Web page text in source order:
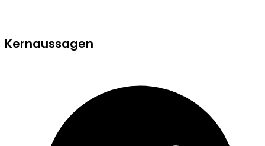
Kernaussagen